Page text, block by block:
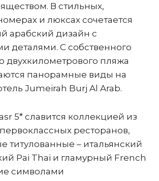
В стильных,
и люксах сочетается
арабский дизайн с
деталями. С собственного
двухкилометрового пляжа
панорамные виды на
Jumeirah Burj Al Arab.
5* славится коллекцией из
ресторанов,
титулованные – итальянский
Pai Thai и гламурный French
символами